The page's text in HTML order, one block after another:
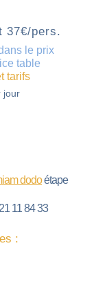
37€/pers.
le prix
table
tarifs
jour
dodoétape
11 84 33
: